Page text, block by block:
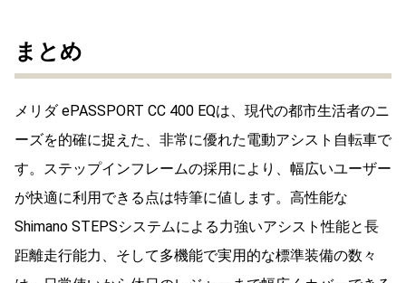
まとめ
メリダ ePASSPORT CC 400 EQは、現代の都市生活者のニ
ーズを的確に捉えた、非常に優れた電動アシスト自転車で
す。ステップインフレームの採用により、幅広いユーザー
が快適に利用できる点は特筆に値します。高性能な
Shimano STEPSシステムによる力強いアシスト性能と長
距離走行能力、そして多機能で実用的な標準装備の数々